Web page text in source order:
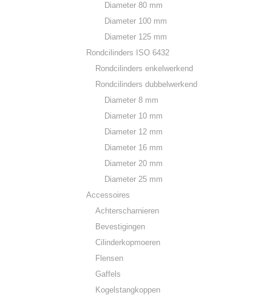
Diameter 80 mm
Diameter 100 mm
Diameter 125 mm
Rondcilinders ISO 6432
Rondcilinders enkelwerkend
Rondcilinders dubbelwerkend
Diameter 8 mm
Diameter 10 mm
Diameter 12 mm
Diameter 16 mm
Diameter 20 mm
Diameter 25 mm
Accessoires
Achterscharnieren
Bevestigingen
Cilinderkopmoeren
Flensen
Gaffels
Kogelstangkoppen